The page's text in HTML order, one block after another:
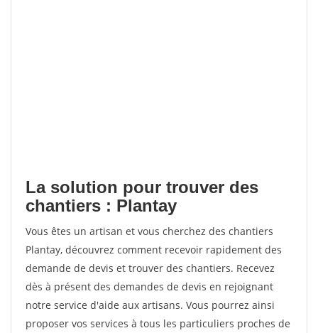
La solution pour trouver des
chantiers : Plantay
Vous êtes un artisan et vous cherchez des chantiers
Plantay, découvrez comment recevoir rapidement des
demande de devis et trouver des chantiers. Recevez
dès à présent des demandes de devis en rejoignant
notre service d'aide aux artisans. Vous pourrez ainsi
proposer vos services à tous les particuliers proches de